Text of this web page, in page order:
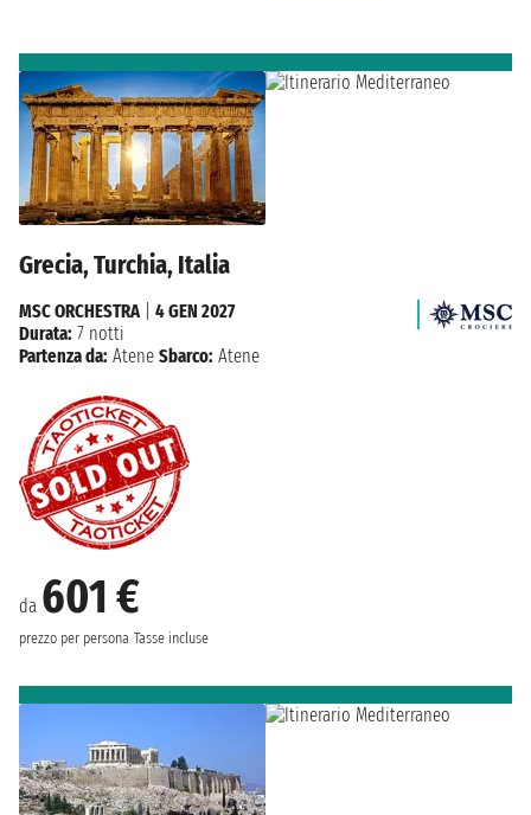
Grecia, Turchia, Italia
da 601 €
prezzo per persona Tasse incluse
MSC ORCHESTRA
4 GEN 2027
Durata: 7 notti
Partenza da: Atene Sbarco: Atene